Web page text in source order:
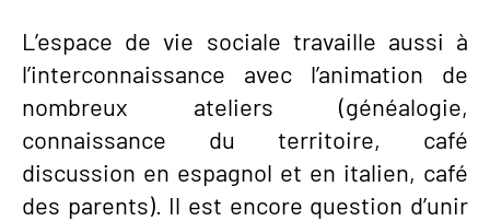
L’espace de vie sociale travaille aussi à
l’interconnaissance avec l’animation de
nombreux ateliers (généalogie,
connaissance du territoire, café
discussion en espagnol et en italien, café
des parents). Il est encore question d’unir